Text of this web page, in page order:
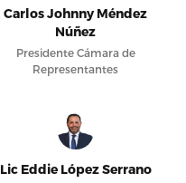
Carlos Johnny Méndez
Núñez
Presidente Cámara de
Representantes
Lic Eddie López Serrano